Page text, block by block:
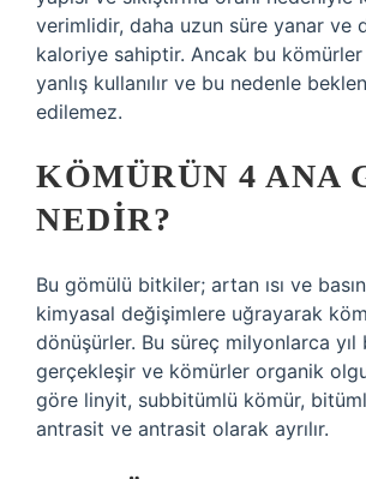
verimlidir, daha uzun süre yanar ve
kaloriye sahiptir. Ancak bu
yanlış kullanılır ve bu nedenle
edilemez.
KÖMÜRÜN 4 ANA
NEDIR?
Bu gömülü bitkiler; artan ısı ve
kimyasal değişimlere uğrayarak
dönüşürler. Bu süreç milyonlarca yıl
gerçekleşir ve kömürler organik
göre linyit, subbitümlü kömür,
antrasit ve antrasit olarak ayrılır.